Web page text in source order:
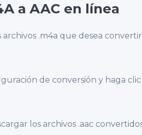
a AAC en línea
archivos .m4a que desea
de conversión y haga clic
los archivos .aac